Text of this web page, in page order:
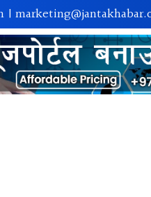
|